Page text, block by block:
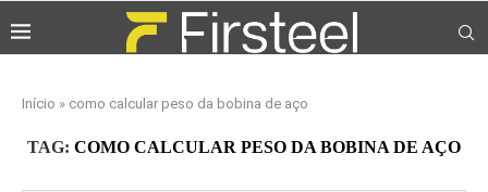
Início » como calcular peso da bobina de aço
TAG: COMO CALCULAR PESO DA BOBINA DE AÇO